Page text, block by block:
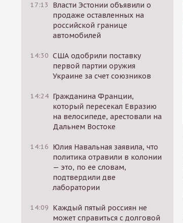
17:13
Власти Эстонии объявили о
продаже оставленных на
российской границе
автомобилей
14:30 США одобрили поставку
первой партии оружия
Украине за счет союзников
14:24 Гражданина Франции,
который пересекал Евразию
на велосипеде, арестовали на
Дальнем Востоке
14:16 Юлия Навальная заявила, что
политика отравили в колонии
— это, по ее словам,
подтвердили две
лаборатории
14:09 Каждый пятый россиян не
может справиться с долговой